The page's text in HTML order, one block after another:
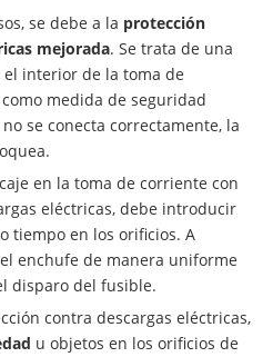
se debe a la protección
mejorada. Se trata de una
interior de la toma de
medida de seguridad
se conecta correctamente, la
en la toma de corriente con
eléctricas, debe introducir
tiempo en los orificios. A
enchufe de manera uniforme
disparo del fusible.
contra descargas eléctricas,
u objetos en los orificios de